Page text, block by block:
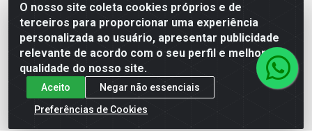
O nosso site coleta cookies próprios e de
terceiros para proporcionar uma experiência
personalizada ao usuário, apresentar publicidade
relevante de acordo com o seu perfil e melhorar a
qualidade do nosso site.
Aceito
Negar não essenciais
Preferências de Cookies
AC Araujo Distribuidora - Rua Carneiro de Campos, 42 -
São Cristóvão, Rio de Janeiro/RJ - CEP 20.920-410 -
CNPJ 08.744.753/0003-85